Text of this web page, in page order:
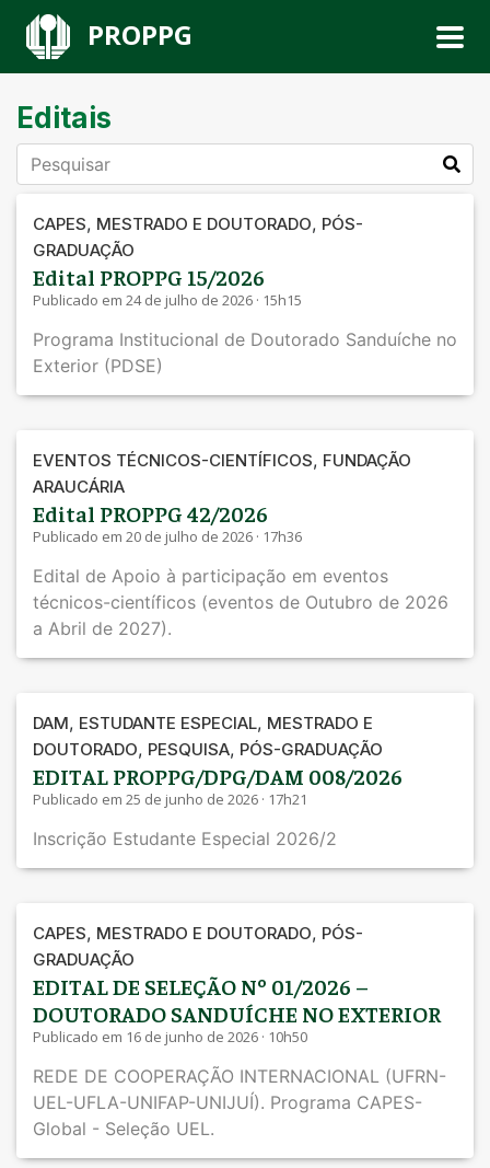
PROPPG
Editais
CAPES, MESTRADO E DOUTORADO, PÓS-
GRADUAÇÃO
Edital PROPPG 15/2026
Publicado em 24 de julho de 2026 · 15h15
Programa Institucional de Doutorado Sanduíche no
Exterior (PDSE)
EVENTOS TÉCNICOS-CIENTÍFICOS, FUNDAÇÃO
ARAUCÁRIA
Edital PROPPG 42/2026
Publicado em 20 de julho de 2026 · 17h36
Edital de Apoio à participação em eventos
técnicos-científicos (eventos de Outubro de 2026
a Abril de 2027).
DAM, ESTUDANTE ESPECIAL, MESTRADO E
DOUTORADO, PESQUISA, PÓS-GRADUAÇÃO
EDITAL PROPPG/DPG/DAM 008/2026
Publicado em 25 de junho de 2026 · 17h21
Inscrição Estudante Especial 2026/2
CAPES, MESTRADO E DOUTORADO, PÓS-
GRADUAÇÃO
EDITAL DE SELEÇÃO Nº 01/2026 –
DOUTORADO SANDUÍCHE NO EXTERIOR
Publicado em 16 de junho de 2026 · 10h50
REDE DE COOPERAÇÃO INTERNACIONAL (UFRN-
UEL-UFLA-UNIFAP-UNIJUÍ). Programa CAPES-
Global - Seleção UEL.